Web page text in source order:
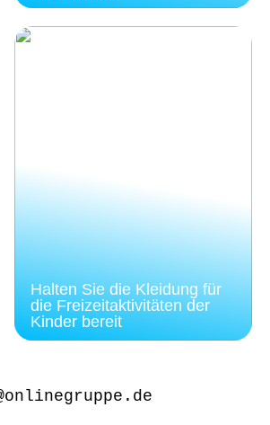
Halten Sie die Kleidung für
die Freizeitaktivitäten der
Kinder bereit